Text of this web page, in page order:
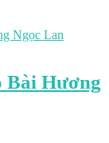
Bài Hương